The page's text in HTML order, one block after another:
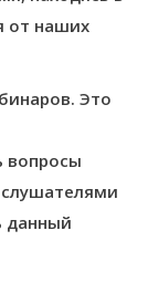
от наших
Это
вопросы
данный